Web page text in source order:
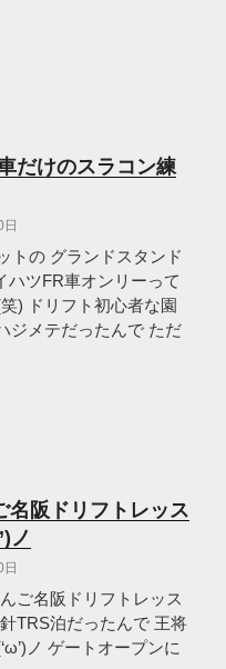
だけのスラコン練
トの グランドスタンド
ハツFR車オンリーって
) ドリフト初心者な園
ジメテだったんで ただ
名阪ドリフトレッス
ノ
ご名阪ドリフトレッス
TRS泊だったんで 王将
ノ ゲートオープンに